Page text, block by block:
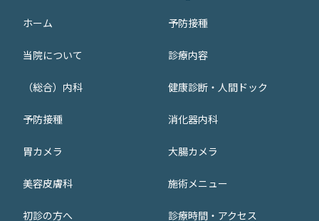
ホーム 予防接種
当院について 診療内容
（総合）内科 健康診断・人間ドック
予防接種 消化器内科
胃カメラ 大腸カメラ
美容皮膚科 施術メニュー
初診の方へ 診療時間・アクセス